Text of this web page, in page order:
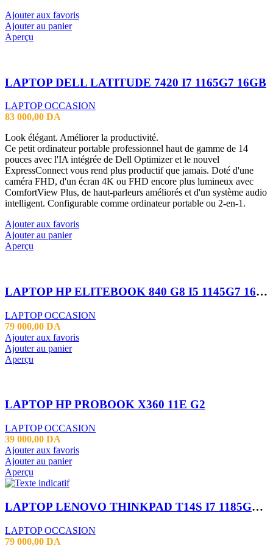
Ajouter aux favoris
Ajouter au panier
Aperçu
LAPTOP DELL LATITUDE 7420 I7 1165G7 16GB
LAPTOP OCCASION
83 000,00 DA
Look élégant. Améliorer la productivité.
Ce petit ordinateur portable professionnel haut de gamme de 14
pouces avec l'IA intégrée de Dell Optimizer et le nouvel
ExpressConnect vous rend plus productif que jamais. Doté d'une
caméra FHD, d'un écran 4K ou FHD encore plus lumineux avec
ComfortView Plus, de haut-parleurs améliorés et d'un système audio
intelligent. Configurable comme ordinateur portable ou 2-en-1.
Ajouter aux favoris
Ajouter au panier
Aperçu
LAPTOP HP ELITEBOOK 840 G8 I5 1145G7 16GB 256 SSD 14 FHD
LAPTOP OCCASION
79 000,00 DA
Ajouter aux favoris
Ajouter au panier
Aperçu
LAPTOP HP PROBOOK X360 11E G2
LAPTOP OCCASION
39 000,00 DA
Ajouter aux favoris
Ajouter au panier
Aperçu
LAPTOP LENOVO THINKPAD T14S I7 1185G7 16GB 512SSD 14″
LAPTOP OCCASION
79 000,00 DA